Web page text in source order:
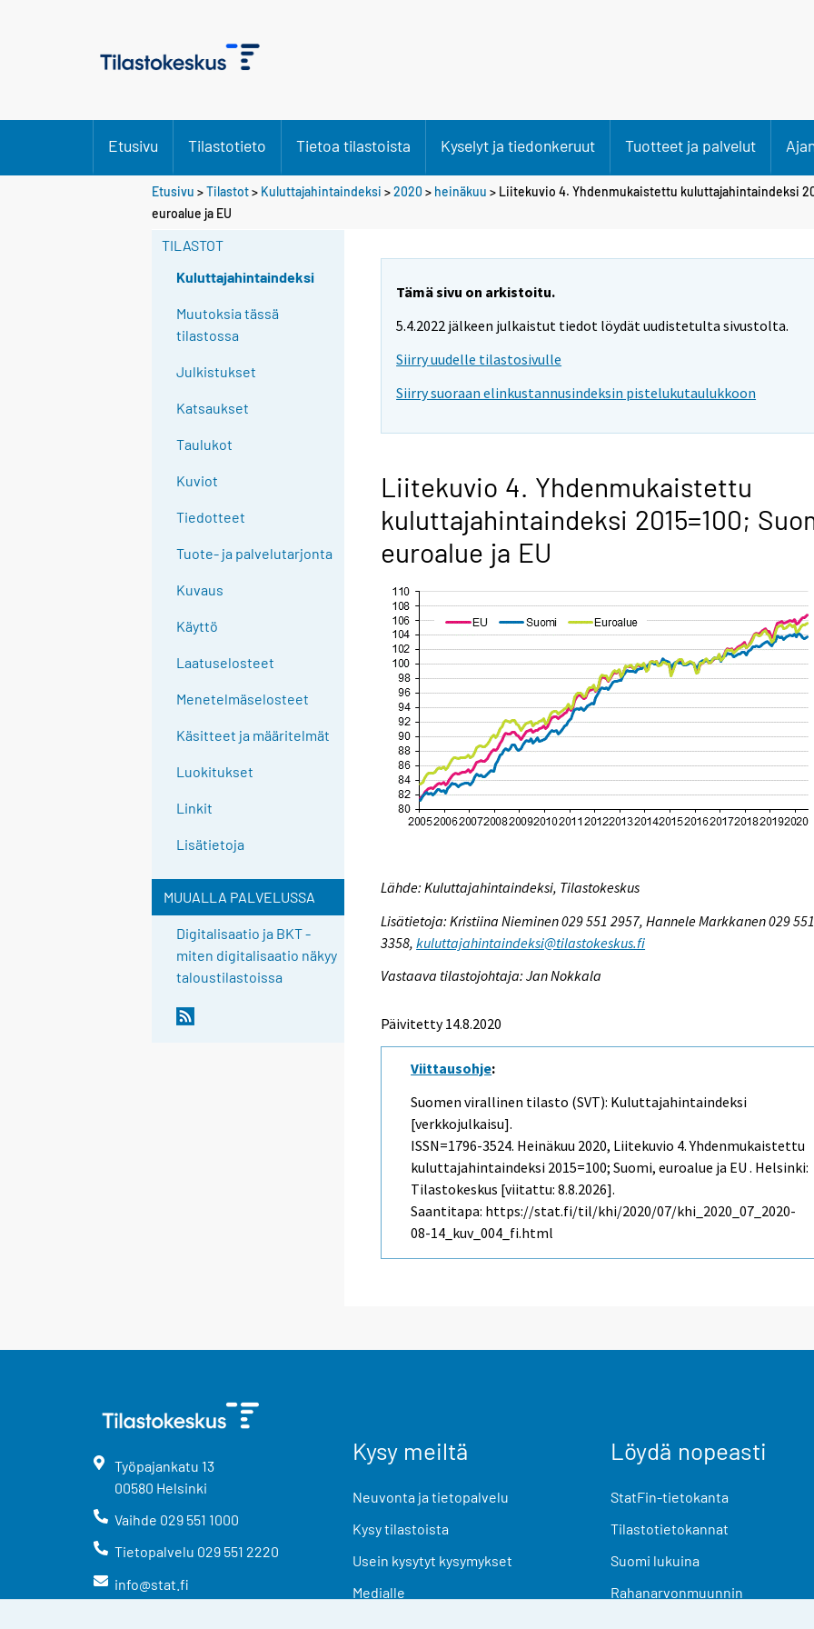
Etusivu Tilastotieto Tietoa tilastoista Kyselyt ja tiedonkeruut Tuotteet ja palvelut
Etusivu >Tilastot> Kuluttajahintaindeksi >2020 > heinäkuu > Liitekuvio 4. Yhdenmukaistettu kuluttajahintaindeksi
euroalue ja EU
TILASTOT
Kuluttajahintaindeksi
Muutoksia tässä
tilastossa
Julkistukset
Katsaukset
Taulukot
Kuviot
Tiedotteet
Tuote- ja palvelutarjonta
Kuvaus
Käyttö
Laatuselosteet
Menetelmäselosteet
Käsitteet ja määritelmät
Luokitukset
Linkit
Lisätietoja
MUUALLA PALVELUSSA
Digitalisaatio ja BKT -
miten digitalisaatio näkyy
taloustilastoissa
Tämä sivu on arkistoitu.
5.4.2022 jälkeen julkaistut tiedot löydät uudistetulta sivustolta.
Siirry uudelle tilastosivulle
Siirry suoraan elinkustannusindeksin pistelukutaulukkoon
Liitekuvio 4. Yhdenmukaistettu
kuluttajahintaindeksi 2015=100;
euroalue ja EU
Lähde: Kuluttajahintaindeksi, Tilastokeskus
Lisätietoja: Kristiina Nieminen 029 551 2957, Hannele Markkanen 029
3358,kuluttajahintaindeksi@tilastokeskus.fi
Vastaava tilastojohtaja: Jan Nokkala
Päivitetty 14.8.2020
Viittausohje:
Suomen virallinen tilasto (SVT): Kuluttajahintaindeksi
[verkkojulkaisu].
ISSN=1796-3524. Heinäkuu 2020, Liitekuvio 4. Yhdenmukaistettu
kuluttajahintaindeksi 2015=100; Suomi, euroalue ja EU . Helsinki:
Tilastokeskus [viitattu: 8.8.2026].
Saantitapa: https://stat.fi/til/khi/2020/07/khi_2020_07_2020-
08-14_kuv_004_fi.html
Työpajankatu 13
00580 Helsinki
Vaihde 029 551 1000
Tietopalvelu 029 551 2220
info@stat.fi
Kysy meiltä
Neuvonta ja tietopalvelu
Kysy tilastoista
Usein kysytyt kysymykset
Medialle
Löydä nopeasti
StatFin-tietokanta
Tilastotietokannat
Suomi lukuina
Rahanarvonmuunnin